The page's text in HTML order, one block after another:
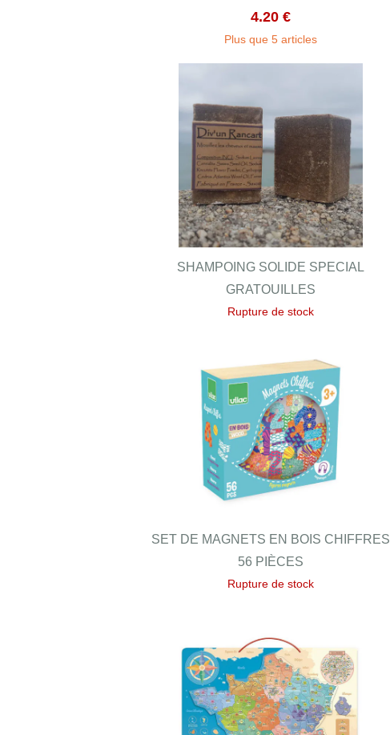
4.20 €
Plus que 5 articles
SHAMPOING SOLIDE SPECIAL
GRATOUILLES
Rupture de stock
SET DE MAGNETS EN BOIS CHIFFRES
56 PIÈCES
Rupture de stock